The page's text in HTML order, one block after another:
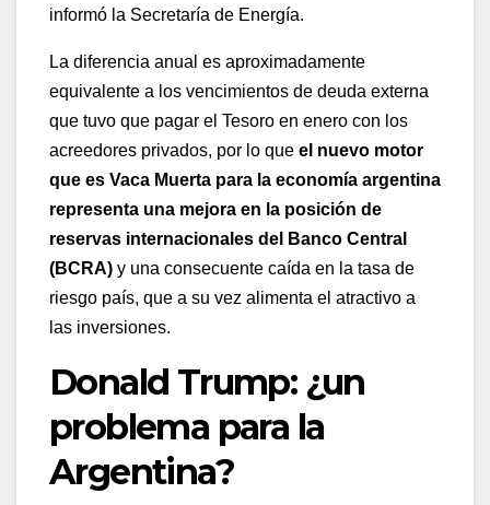
informó la Secretaría de Energía.
La diferencia anual es aproximadamente
equivalente a los vencimientos de deuda externa
que tuvo que pagar el Tesoro en enero con los
acreedores privados, por lo que el nuevo motor
que es Vaca Muerta para la economía argentina
representa una mejora en la posición de
reservas internacionales del Banco Central
(BCRA) y una consecuente caída en la tasa de
riesgo país, que a su vez alimenta el atractivo a
las inversiones.
Donald Trump: ¿un
problema para la
Argentina?